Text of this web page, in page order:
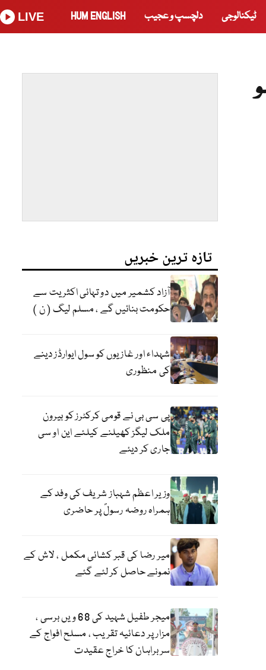
ٹیکنالوجی دلچسپ و عجیب HUM ENGLISH
LIVE
تازہ ترین خبریں
آزاد کشمیر میں دو تہائی اکثریت سے
حکومت بنائیں گے ، مسلم لیگ ( ن )
شہداء اور غازیوں کو سول ایوارڈز دینے
کی منظوری
پی سی بی نے قومی کرکٹرز کو بیرون
ملک لیگز کھیلنے کیلئے این او سی
جاری کر دیئے
وزیر اعظم شہباز شریف کی وفد کے
ہمراہ روضہ رسولؐ پر حاضری
میر رضا کی قبر کشائی مکمل ، لاش کے
نمونے حاصل کر لئے گئے
میجر طفیل شہید کی 68 ویں برسی ،
مزار پر دعائیہ تقریب ، مسلح افواج کے
سربراہان کا خراج عقیدت